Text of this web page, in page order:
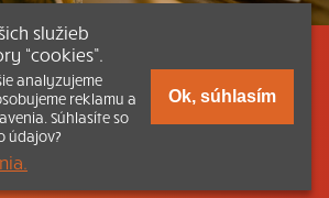
Dokumenty a články
Tlačená verzia Katechizmu
|
kresťanskému kníhkupectvu
služieb
“cookies”.
analyzujeme
reklamu a
Súhlasíte so
údajov?
Ok, súhlasím